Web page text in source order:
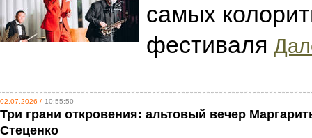
самых
фестиваля
02.07.2026 / 10:55:50
Три грани откровения: альтовый вечер
Стеценко